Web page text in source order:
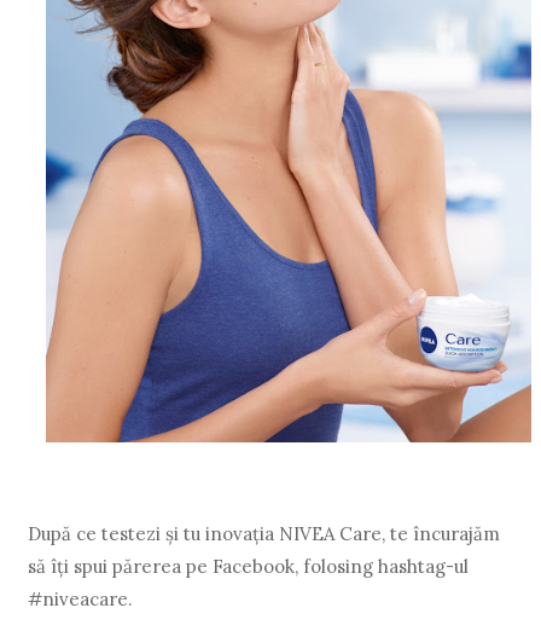
După ce testezi şi tu inovaţia NIVEA Care, te încurajăm
să îţi spui părerea pe Facebook, folosing hashtag-ul
#niveacare.